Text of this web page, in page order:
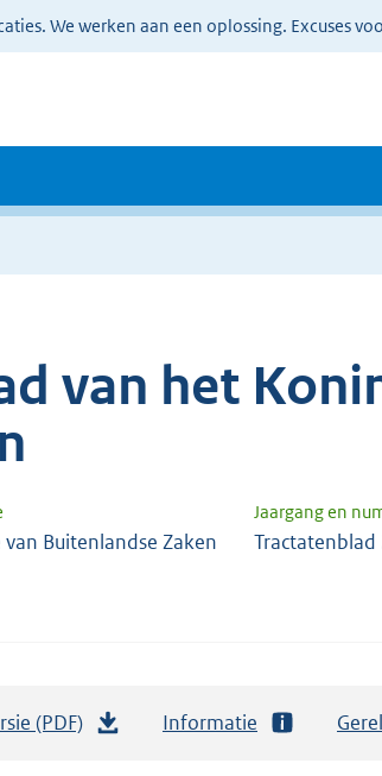
We werken aan een oplossing. Excuses
van het
Jaargang en
Buitenlandse Zaken
(PDF) Informatie